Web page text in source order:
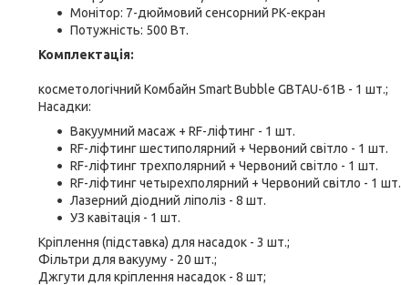
Монітор: 7-дюймовий сенсорний РК-екран
Потужність: 500 Вт.
Комплектація:
косметологічний Комбайн Smart Bubble GBTAU-61B - 1 шт.;
Насадки:
Вакуумний масаж + RF-ліфтинг - 1 шт.
RF-ліфтинг шестиполярний + Червоний світло - 1 шт.
RF-ліфтинг трехполярний + Червоний світло - 1 шт.
RF-ліфтинг четырехполярний + Червоний світло - 1 шт.
Лазерний діодний ліполіз - 8 шт.
УЗ кавітація - 1 шт.
Кріплення (підставка) для насадок - 3 шт.;
Фільтри для вакууму - 20 шт.;
Джгути для кріплення насадок - 8 шт;